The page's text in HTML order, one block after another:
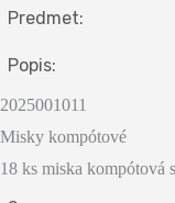
Predmet:
Popis:
2025001011
Misky kompótové
18 ks miska kompótová